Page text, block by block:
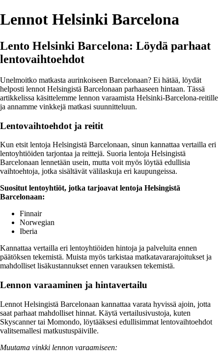
Lennot Helsinki Barcelona
Lento Helsinki Barcelona: Löydä parhaat
lentovaihtoehdot
Unelmoitko matkasta aurinkoiseen Barcelonaan? Ei hätää, löydät
helposti lennot Helsingistä Barcelonaan parhaaseen hintaan. Tässä
artikkelissa käsittelemme lennon varaamista Helsinki-Barcelona-reitille
ja annamme vinkkejä matkasi suunnitteluun.
Lentovaihtoehdot ja reitit
Kun etsit lentoja Helsingistä Barcelonaan, sinun kannattaa vertailla eri
lentoyhtiöiden tarjontaa ja reittejä. Suoria lentoja Helsingistä
Barcelonaan lennetään usein, mutta voit myös löytää edullisia
vaihtoehtoja, jotka sisältävät välilaskuja eri kaupungeissa.
Suositut lentoyhtiöt, jotka tarjoavat lentoja Helsingistä
Barcelonaan:
Finnair
Norwegian
Iberia
Kannattaa vertailla eri lentoyhtiöiden hintoja ja palveluita ennen
päätöksen tekemistä. Muista myös tarkistaa matkatavararajoitukset ja
mahdolliset lisäkustannukset ennen varauksen tekemistä.
Lennon varaaminen ja hintavertailu
Lennot Helsingistä Barcelonaan kannattaa varata hyvissä ajoin, jotta
saat parhaat mahdolliset hinnat. Käytä vertailusivustoja, kuten
Skyscanner tai Momondo, löytääksesi edullisimmat lentovaihtoehdot
valitsemallesi matkustuspäiville.
Muutama vinkki lennon varaamiseen: